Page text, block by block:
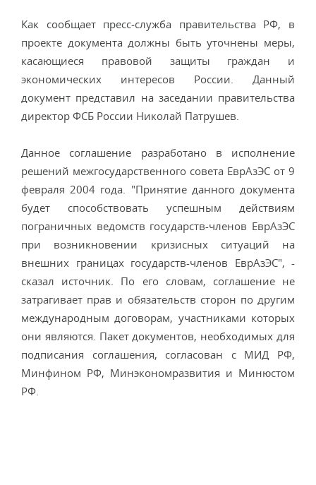
Как сообщает пресс-служба правительства РФ, в
проекте документа должны быть уточнены меры,
касающиеся правовой защиты граждан и
экономических интересов России. Данный
документ представил на заседании правительства
директор ФСБ России Николай Патрушев.
Данное соглашение разработано в исполнение
решений межгосударственного совета ЕврАзЭС от 9
февраля 2004 года. "Принятие данного документа
будет способствовать успешным действиям
пограничных ведомств государств-членов ЕврАзЭС
при возникновении кризисных ситуаций на
внешних границах государств-членов ЕврАзЭС", -
сказал источник. По его словам, соглашение не
затрагивает прав и обязательств сторон по другим
международным договорам, участниками которых
они являются. Пакет документов, необходимых для
подписания соглашения, согласован с МИД РФ,
Минфином РФ, Минэкономразвития и Минюстом
РФ.